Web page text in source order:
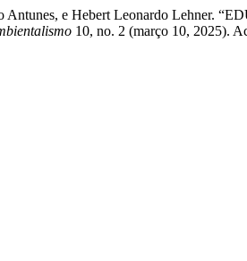
Antunes, e Hebert Leonardo
10, no. 2 (março 10, 2025).